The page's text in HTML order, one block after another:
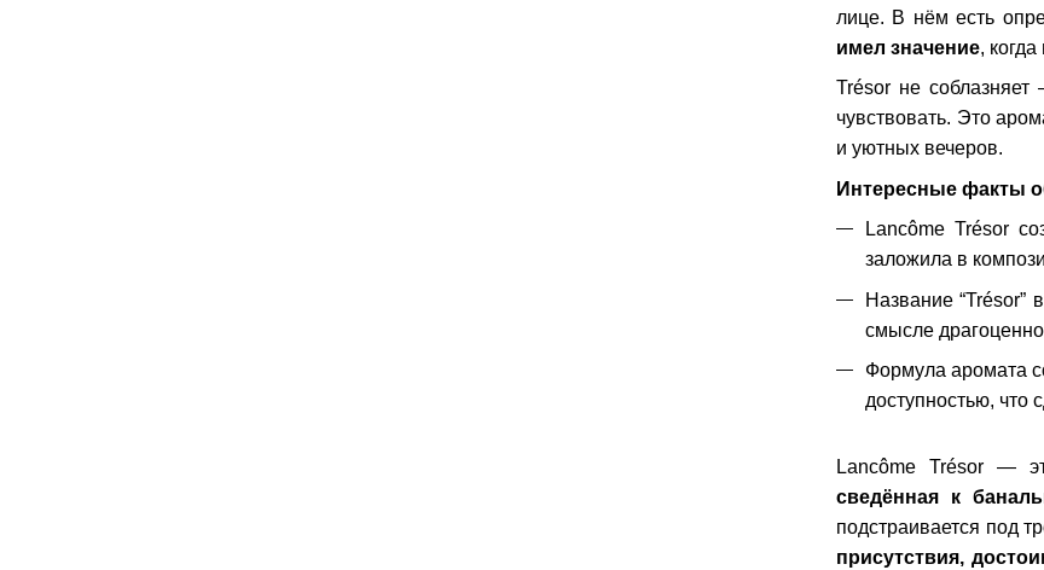
лице. В нём есть
имел значение,
Trésor не
чувствовать. Это
и уютных вечеров.
Интересные факты
Lancôme Trésor
заложила в
Название “Trésor”
смысле
Формула аромата
доступностью, что
Lancôme Trésor —
сведённая к
подстраивается под
присутствия,